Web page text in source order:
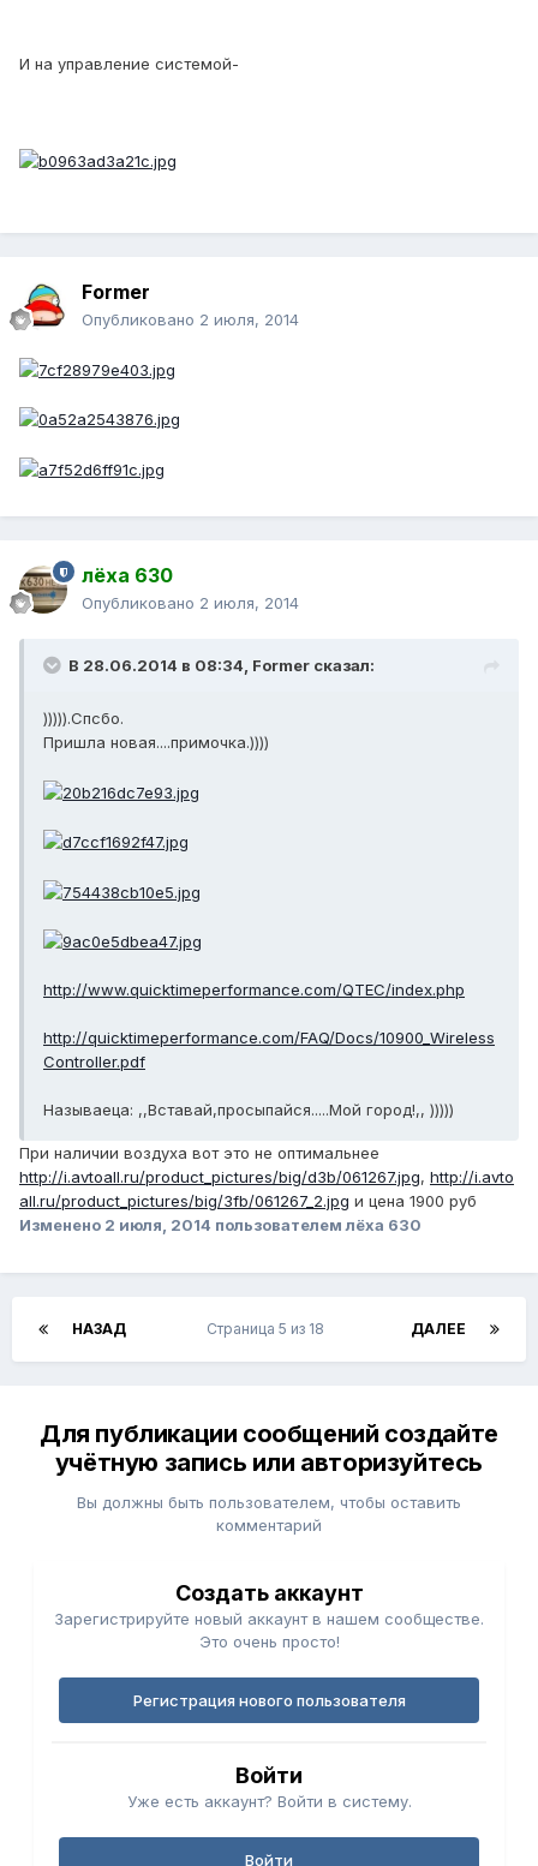
И на управление системой-
Former
Опубликовано 2 июля, 2014
лёха 630
Опубликовано 2 июля, 2014
В 28.06.2014 в 08:34, Former сказал:
))))).Спсбо.
Пришла новая....примочка.))))
http://www.quicktimeperformance.com/QTEC/index.php
http://quicktimeperformance.com/FAQ/Docs/10900_Wireless
Controller.pdf
Называеца: ,,Вставай,просыпайся.....Мой город!,, )))))
При наличии воздуха вот это не оптимальнее
http://i.avtoall.ru/product_pictures/big/d3b/061267.jpg, http://i.avto
all.ru/product_pictures/big/3fb/061267_2.jpg и цена 1900 руб
Изменено 2 июля, 2014 пользователем лёха 630
НАЗАД ДАЛЕЕ
Страница 5 из 18
Для публикации сообщений создайте
учётную запись или авторизуйтесь
Вы должны быть пользователем, чтобы оставить
комментарий
Создать аккаунт
Зарегистрируйте новый аккаунт в нашем сообществе.
Это очень просто!
Регистрация нового пользователя
Войти
Уже есть аккаунт? Войти в систему.
Войти